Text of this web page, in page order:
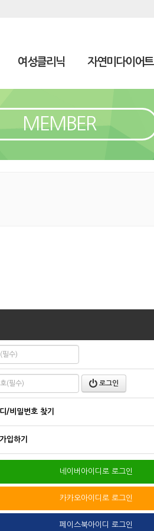
여성클리닉 자연미다이어트
MEMBER
로그인
/비밀번호 찾기
입하기
네이버아이디로 로그인
카카오아이디로 로그인
페이스북아이디 로그인